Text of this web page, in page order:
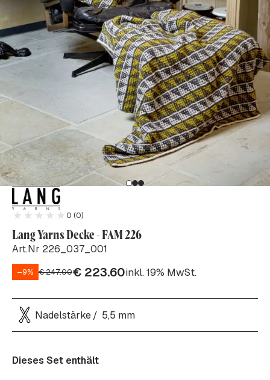
0 (0)
Lang Yarns Decke - FAM 226
Art.Nr 226_037_001
–9% €247.00€ 223.60inkl. 19% MwSt.
Nadelstärke 5,5 mm
Dieses Set enthält